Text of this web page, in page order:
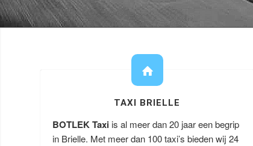
TAXI BRIELLE
BOTLEK Taxi is al meer dan 20 jaar een begrip
in Brielle. Met meer dan 100 taxi’s bieden wij 24